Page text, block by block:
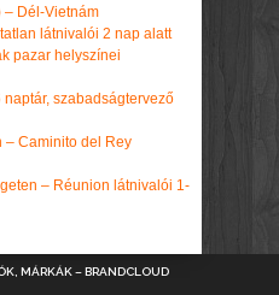
– Dél-Vietnám
látnivalói 2 nap alatt
pazar helyszínei
szabadságtervező
– Caminito del Rey
– Réunion látnivalói 1-
MÁRKÁK – BRANDCLOUD